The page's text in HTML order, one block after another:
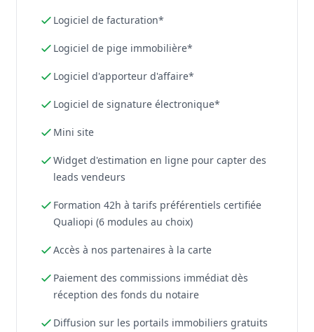
Logiciel de facturation*
Logiciel de pige immobilière*
Logiciel d'apporteur d'affaire*
Logiciel de signature électronique*
Mini site
Widget d'estimation en ligne pour capter des
leads vendeurs
Formation 42h à tarifs préférentiels certifiée
Qualiopi (6 modules au choix)
Accès à nos partenaires à la carte
Paiement des commissions immédiat dès
réception des fonds du notaire
Diffusion sur les portails immobiliers gratuits